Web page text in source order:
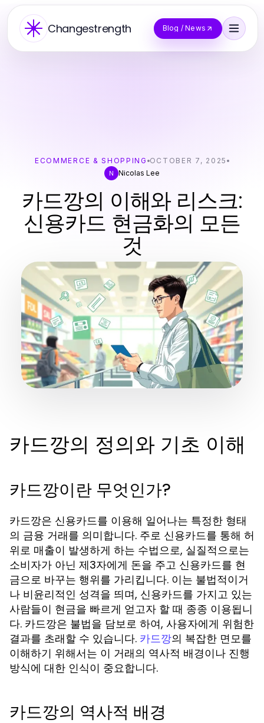
Changestrength Blog / News
ECOMMERCE & SHOPPING OCTOBER 7, 2025
N Nicolas Lee
카드깡의 이해와 리스크:
신용카드 현금화의 모든
것
카드깡의 정의와 기초 이해
카드깡이란 무엇인가?
카드깡은 신용카드를 이용해 일어나는 특정한 형태
의 금융 거래를 의미합니다. 주로 신용카드를 통해 허
위로 매출이 발생하게 하는 수법으로, 실질적으로는
소비자가 아닌 제3자에게 돈을 주고 신용카드를 현
금으로 바꾸는 행위를 가리킵니다. 이는 불법적이거
나 비윤리적인 성격을 띄며, 신용카드를 가지고 있는
사람들이 현금을 빠르게 얻고자 할 때 종종 이용됩니
다. 카드깡은 불법을 담보로 하여, 사용자에게 위험한
결과를 초래할 수 있습니다. 카드깡의 복잡한 면모를
이해하기 위해서는 이 거래의 역사적 배경이나 진행
방식에 대한 인식이 중요합니다.
카드깡의 역사적 배경